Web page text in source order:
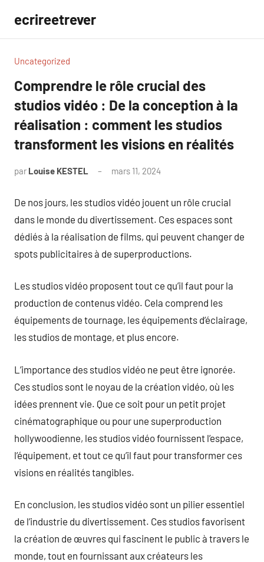
contenu
ecrireetrever
Uncategorized
Comprendre le rôle crucial des
studios vidéo : De la conception à la
réalisation : comment les studios
transforment les visions en réalités
par Louise KESTEL mars 11, 2024
De nos jours, les studios vidéo jouent un rôle crucial
dans le monde du divertissement. Ces espaces sont
dédiés à la réalisation de films, qui peuvent changer de
spots publicitaires à de superproductions.
Les studios vidéo proposent tout ce qu’il faut pour la
production de contenus vidéo. Cela comprend les
équipements de tournage, les équipements d’éclairage,
les studios de montage, et plus encore.
L’importance des studios vidéo ne peut être ignorée.
Ces studios sont le noyau de la création vidéo, où les
idées prennent vie. Que ce soit pour un petit projet
cinématographique ou pour une superproduction
hollywoodienne, les studios vidéo fournissent l’espace,
l’équipement, et tout ce qu’il faut pour transformer ces
visions en réalités tangibles.
En conclusion, les studios vidéo sont un pilier essentiel
de l’industrie du divertissement. Ces studios favorisent
la création de œuvres qui fascinent le public à travers le
monde, tout en fournissant aux créateurs les